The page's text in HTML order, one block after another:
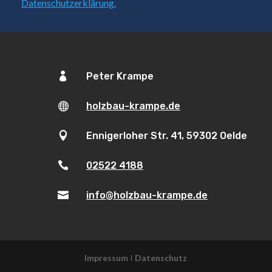
Datenschutzerklärung.
 Peter Krampe
 holzbau-krampe.de
 Ennigerloher Str. 41, 59302 Oelde
 02522 4188
 info@holzbau-krampe.de
Impressum I Datenschutz